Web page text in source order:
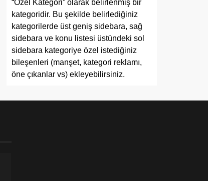
“Özel Kategori” olarak belirlenmiş bir
kategoridir. Bu şekilde belirlediğiniz
kategorilerde üst geniş sidebara, sağ
sidebara ve konu listesi üstündeki sol
sidebara kategoriye özel istediğiniz
bileşenleri (manşet, kategori reklamı,
öne çıkanlar vs) ekleyebilirsiniz.